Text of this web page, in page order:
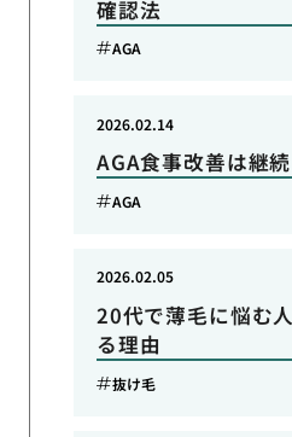
確認法
AGA
AGA食事改善は継
2026.02.14
AGA
20代で薄毛に悩む
る理由
2026.02.05
抜け毛